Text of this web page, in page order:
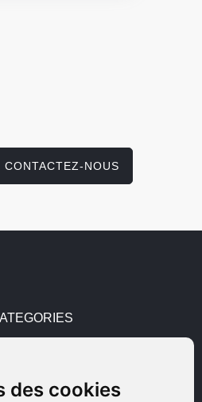
des cookies
CONTACTEZ-NOUS